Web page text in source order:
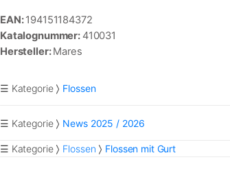
EAN:194151184372
Katalognummer: 410031
Hersteller:Mares
☰ Kategorie Flossen
☰ Kategorie News 2025 / 2026
☰ Kategorie Flossen Flossen mit Gurt